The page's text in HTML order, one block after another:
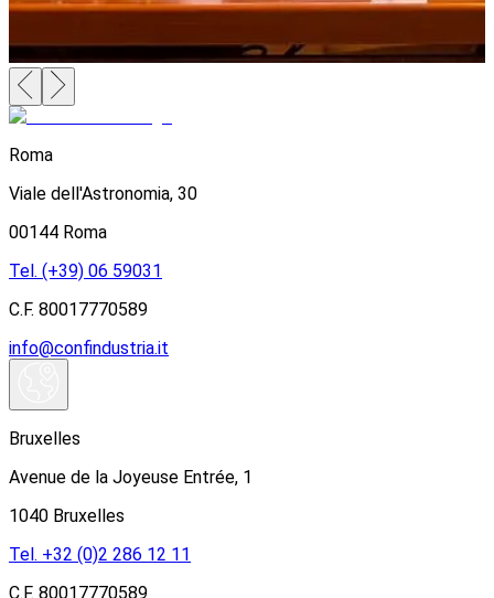
Roma
Viale dell'Astronomia, 30
00144 Roma
Tel. (+39) 06 59031
C.F. 80017770589
info@confindustria.it
Bruxelles
Avenue de la Joyeuse Entrée, 1
1040 Bruxelles
Tel. +32 (0)2 286 12 11
C.F. 80017770589